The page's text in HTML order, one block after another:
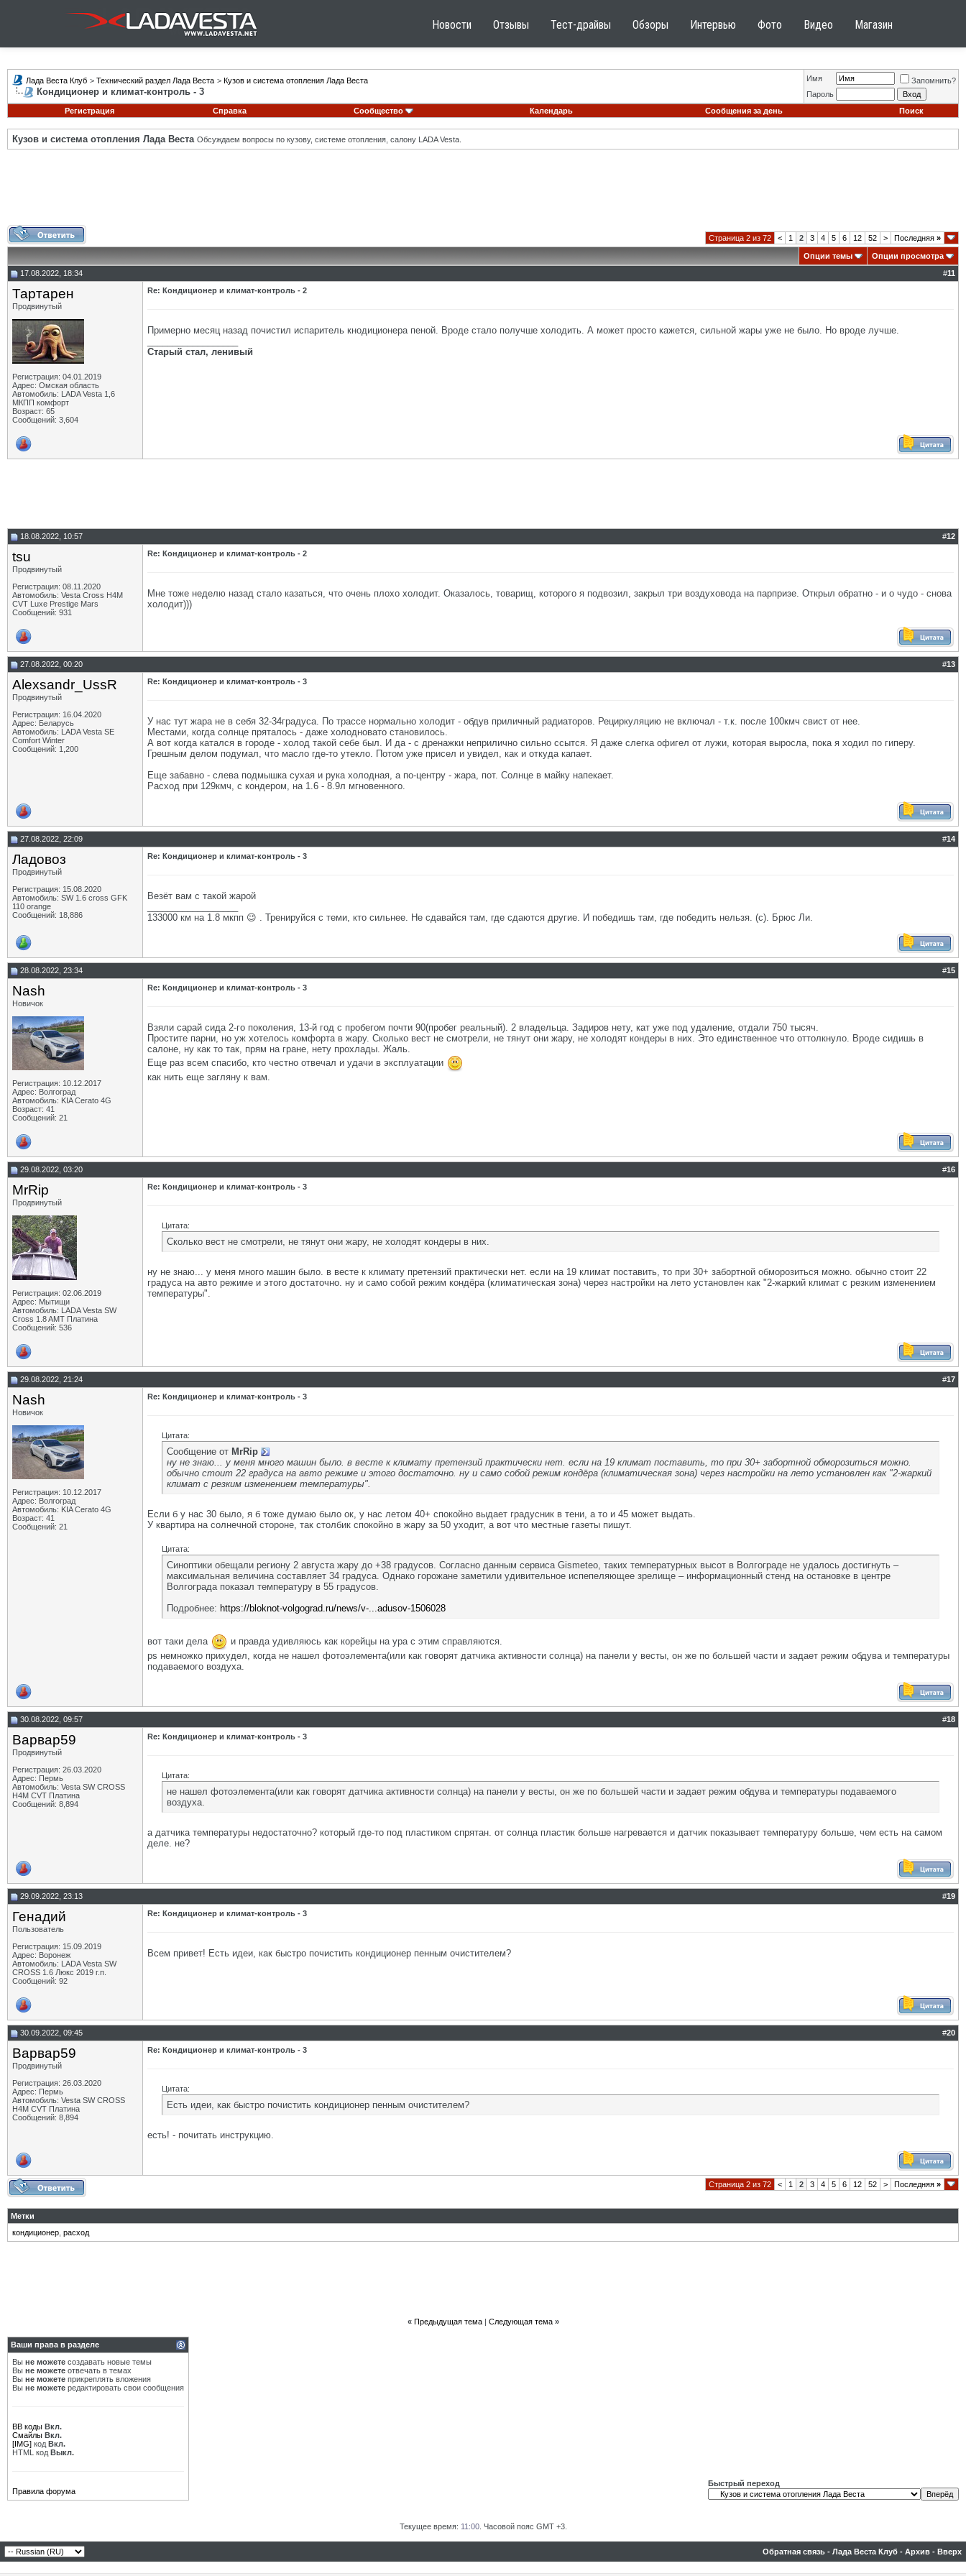
Новости Отзывы Тест-драйвы Обзоры Интервью Фото Видео Магазин
Лада Веста Клуб > Технический раздел Лада Веста > Кузов и система отопления Лада Веста
Кондиционер и климат-контроль - 3
Имя
Запомнить?
Пароль
Регистрация
Справка Сообщество Календарь Сообщения за день Поиск
Кузов и система отопления Лада Веста Обсуждаем вопросы по кузову, системе отопления, салону LADA Vesta.
Страница 2 из 72 < 1 2 3 4 5 6 12 52 > Последняя »
Опции темы
Опции просмотра
17.08.2022, 18:34
#11
Тартарен
Продвинутый
Регистрация: 04.01.2019
Адрес: Омская область
Автомобиль: LADA Vesta 1,6
МКПП комфорт
Возраст: 65
Сообщений: 3,604
Re: Кондиционер и климат-контроль - 2
Примерно месяц назад почистил испаритель кнодиционера пеной. Вроде стало получше холодить. А может просто кажется, сильной жары уже не было. Но вроде лучше.
Старый стал, ленивый
18.08.2022, 10:57 #12
tsu
Продвинутый
Регистрация: 08.11.2020
Автомобиль: Vesta Cross H4M
CVT Luxe Prestige Mars
Сообщений: 931
Re: Кондиционер и климат-контроль - 2
Мне тоже неделю назад стало казаться, что очень плохо холодит. Оказалось, товарищ, которого я подвозил, закрыл три воздуховода на парпризе. Открыл обратно - и о чудо - снова
холодит)))
27.08.2022, 00:20 #13
Alexsandr_UssR
Продвинутый
Регистрация: 16.04.2020
Адрес: Беларусь
Автомобиль: LADA Vesta SE
Comfort Winter
Сообщений: 1,200
Re: Кондиционер и климат-контроль - 3
У нас тут жара не в себя 32-34градуса. По трассе нормально холодит - обдув приличный радиаторов. Рециркуляцию не включал - т.к. после 100кмч свист от нее.
Местами, когда солнце пряталось - даже холодновато становилось.
А вот когда катался в городе - холод такой себе был. И да - с дренажки неприлично сильно ссытся. Я даже слегка офигел от лужи, которая выросла, пока я ходил по гиперу.
Грешным делом подумал, что масло где-то утекло. Потом уже присел и увидел, как и откуда капает.
Еще забавно - слева подмышка сухая и рука холодная, а по-центру - жара, пот. Солнце в майку напекает.
Расход при 129кмч, с кондером, на 1.6 - 8.9л мгновенного.
27.08.2022, 22:09 #14
Ладовоз
Продвинутый
Регистрация: 15.08.2020
Автомобиль: SW 1.6 cross GFK
110 orange
Сообщений: 18,886
Re: Кондиционер и климат-контроль - 3
Везёт вам с такой жарой
133000 км на 1.8 мкпп 😉 . Тренируйся с теми, кто сильнее. Не сдавайся там, где сдаются другие. И победишь там, где победить нельзя. (с). Брюс Ли.
28.08.2022, 23:34 #15
Nash
Новичок
Регистрация: 10.12.2017
Адрес: Волгоград
Автомобиль: KIA Cerato 4G
Возраст: 41
Сообщений: 21
Re: Кондиционер и климат-контроль - 3
Взяли сарай сида 2-го поколения, 13-й год с пробегом почти 90(пробег реальный). 2 владельца. Задиров нету, кат уже под удаление, отдали 750 тысяч.
Простите парни, но уж хотелось комфорта в жару. Сколько вест не смотрели, не тянут они жару, не холодят кондеры в них. Это единственное что оттолкнуло. Вроде сидишь в
салоне, ну как то так, прям на гране, нету прохлады. Жаль.
Еще раз всем спасибо, кто честно отвечал и удачи в эксплуатации
как нить еще загляну к вам.
29.08.2022, 03:20 #16
MrRip
Продвинутый
Регистрация: 02.06.2019
Адрес: Мытищи
Автомобиль: LADA Vesta SW
Cross 1.8 AMT Платина
Сообщений: 536
Re: Кондиционер и климат-контроль - 3
Цитата:
Сколько вест не смотрели, не тянут они жару, не холодят кондеры в них.
ну не знаю... у меня много машин было. в весте к климату претензий практически нет. если на 19 климат поставить, то при 30+ забортной обморозиться можно. обычно стоит 22
градуса на авто режиме и этого достаточно. ну и само собой режим кондёра (климатическая зона) через настройки на лето установлен как "2-жаркий климат с резким изменением
температуры".
29.08.2022, 21:24 #17
Nash
Новичок
Регистрация: 10.12.2017
Адрес: Волгоград
Автомобиль: KIA Cerato 4G
Возраст: 41
Сообщений: 21
Re: Кондиционер и климат-контроль - 3
Цитата:
Сообщение от MrRip
ну не знаю... у меня много машин было. в весте к климату претензий практически нет. если на 19 климат поставить, то при 30+ забортной обморозиться можно.
обычно стоит 22 градуса на авто режиме и этого достаточно. ну и само собой режим кондёра (климатическая зона) через настройки на лето установлен как "2-жаркий
климат с резким изменением температуры".
Если б у нас 30 было, я б тоже думаю было ок, у нас летом 40+ спокойно выдает градусник в тени, а то и 45 может выдать.
У квартира на солнечной стороне, так столбик спокойно в жару за 50 уходит, а вот что местные газеты пишут.
Цитата:
Синоптики обещали региону 2 августа жару до +38 градусов. Согласно данным сервиса Gismeteo, таких температурных высот в Волгограде не удалось достигнуть –
максимальная величина составляет 34 градуса. Однако горожане заметили удивительное испепеляющее зрелище – информационный стенд на остановке в центре
Волгограда показал температуру в 55 градусов.
Подробнее: https://bloknot-volgograd.ru/news/v-...adusov-1506028
вот таки дела
и правда удивляюсь как корейцы на ура с этим справляются.
ps немножко прихудел, когда не нашел фотоэлемента(или как говорят датчика активности солнца) на панели у весты, он же по большей части и задает режим обдува и температуры
подаваемого воздуха.
30.08.2022, 09:57 #18
Варвар59
Продвинутый
Регистрация: 26.03.2020
Адрес: Пермь
Автомобиль: Vesta SW CROSS
H4M CVT Платина
Сообщений: 8,894
Re: Кондиционер и климат-контроль - 3
Цитата:
не нашел фотоэлемента(или как говорят датчика активности солнца) на панели у весты, он же по большей части и задает режим обдува и температуры подаваемого
воздуха.
а датчика температуры недостаточно? который где-то под пластиком спрятан. от солнца пластик больше нагревается и датчик показывает температуру больше, чем есть на самом
деле. не?
29.09.2022, 23:13 #19
Генадий
Пользователь
Регистрация: 15.09.2019
Адрес: Воронеж
Автомобиль: LADA Vesta SW
CROSS 1.6 Люкс 2019 г.п.
Сообщений: 92
Re: Кондиционер и климат-контроль - 3
Всем привет! Есть идеи, как быстро почистить кондиционер пенным очистителем?
30.09.2022, 09:45 #20
Варвар59
Продвинутый
Регистрация: 26.03.2020
Адрес: Пермь
Автомобиль: Vesta SW CROSS
H4M CVT Платина
Сообщений: 8,894
Re: Кондиционер и климат-контроль - 3
Цитата:
Есть идеи, как быстро почистить кондиционер пенным очистителем?
есть! - почитать инструкцию.
Страница 2 из 72 < 1 2 3 4 5 6 12 52 > Последняя »
Метки
кондиционер расход
« Предыдущая тема| Следующая тема »
Ваши права в разделе
Вы не можете создавать новые темы
Вы не можете отвечать в темах
Вы не можете прикреплять вложения
Вы не можете редактировать свои сообщения
BB коды Вкл.
Смайлы Вкл.
[IMG] код Вкл.
HTML код Выкл.
Правила форума
Быстрый переход
Текущее время: 11:00. Часовой пояс GMT +3.
Обратная связь - Лада Веста Клуб - Архив - Вверх